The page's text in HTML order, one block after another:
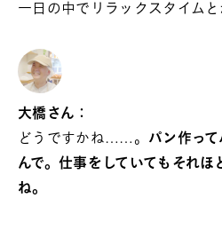
一日の中でリラックスタイム
大橋さん：
どうですかね……。 パン作っ
んで。仕事をしていてもそれほ
ね。